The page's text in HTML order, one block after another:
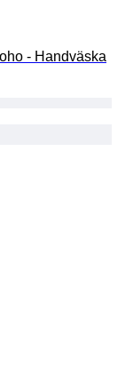
- Handväska